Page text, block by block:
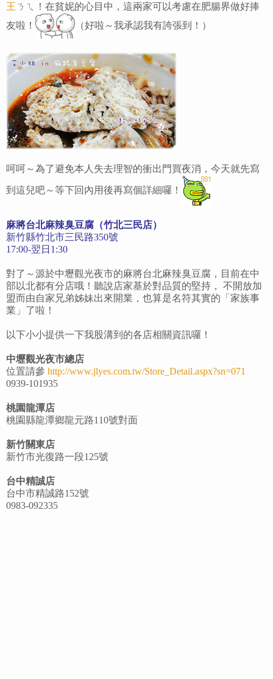
王 ㄋㄟ！在貧妮的心目中，這兩家可以考慮在肥腸界做好捧
友啦！
（好啦～我承認我有誇張到！）
呵呵～為了避免本人失去理智的衝出門買夜消，今天就先寫
到這兒吧～等下回內用後再寫個詳細囉！
麻將台北麻辣臭豆腐（竹北三民店）
新竹縣竹北市三民路350號
17:00-翌日1:30
對了～源於中壢觀光夜市的麻將台北麻辣臭豆腐，目前在中
部以北都有分店哦！聽說店家基於對品質的堅持， 不開放加
盟而由自家兄弟姊妹出來開業，也算是名符其實的「家族事
業」了啦！
以下小小提供一下我股溝到的各店相關資訊囉！
中壢觀光夜市總店
位置請參 http://www.jlyes.com.tw/Store_Detail.aspx?sn=071
0939-101935
桃園龍潭店
桃園縣龍潭鄉龍元路110號對面
新竹關東店
新竹市光復路一段125號
台中精誠店
台中市精誠路152號
0983-092335